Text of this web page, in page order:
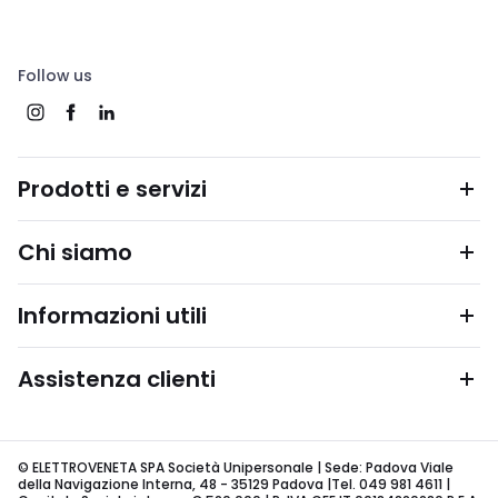
Follow us
Prodotti e servizi
Chi siamo
Informazioni utili
Assistenza clienti
© ELETTROVENETA SPA Società Unipersonale | Sede: Padova Viale
della Navigazione Interna, 48 - 35129 Padova |Tel. 049 981 4611 |